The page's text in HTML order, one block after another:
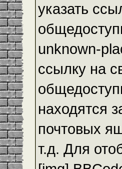
указать
unknown-
ссылку на
находятся
почтовых
т.д. Для